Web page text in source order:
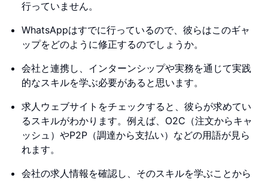
行っていません。
WhatsAppはすでに行っているので、彼らはこのギャ
ップをどのように修正するのでしょうか。
会社と連携し、インターンシップや実務を通じて実践
的なスキルを学ぶ必要があると思います。
求人ウェブサイトをチェックすると、彼らが求めてい
るスキルがわかります。例えば、O2C（注文からキャ
ッシュ）やP2P（調達から支払い）などの用語が見ら
れます。
会社の求人情報を確認し、そのスキルを学ぶことから